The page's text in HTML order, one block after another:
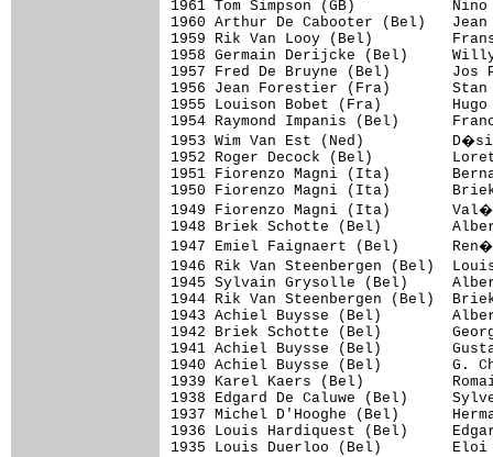
1961 Tom Simpson (GB)
1960 Arthur De Cabooter (Bel)
1959 Rik Van Looy (Bel)
1958 Germain Derijcke (Bel)
1957 Fred De Bruyne (Bel)
1956 Jean Forestier (Fra)
1955 Louison Bobet (Fra)
1954 Raymond Impanis (Bel)
1953 Wim Van Est (Ned)
1952 Roger Decock (Bel)
1951 Fiorenzo Magni (Ita)
1950 Fiorenzo Magni (Ita)
1949 Fiorenzo Magni (Ita)
1948 Briek Schotte (Bel)
1947 Emiel Faignaert (Bel)
1946 Rik Van Steenbergen (Bel)
1945 Sylvain Grysolle (Bel)
1944 Rik Van Steenbergen (Bel)
1943 Achiel Buysse (Bel)
1942 Briek Schotte (Bel)
1941 Achiel Buysse (Bel)
1940 Achiel Buysse (Bel)        G.
1939 Karel Kaers (Bel)
1938 Edgard De Caluwe (Bel)
1937 Michel D'Hooghe (Bel)
1936 Louis Hardiquest (Bel)
1935 Louis Duerloo (Bel)        Eloi